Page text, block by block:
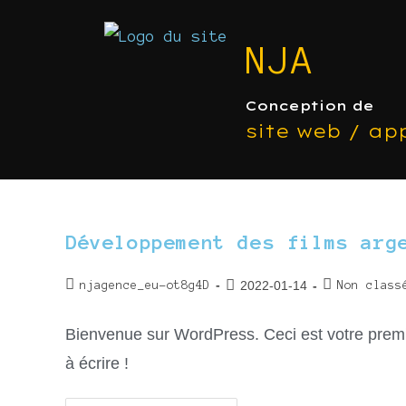
NJA
Conception de
site web / a
Développement des films
njagence_eu-ot8g4D 2022-01-14 Non
Bienvenue sur WordPress. Ceci est votre
à écrire !